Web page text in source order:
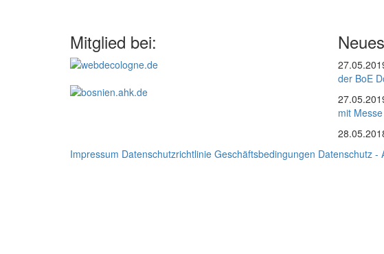
Mitglied bei:
der BoE
mit
Impressum Datenschutzrichtlinie Geschäftsbedingungen Datenschutz -